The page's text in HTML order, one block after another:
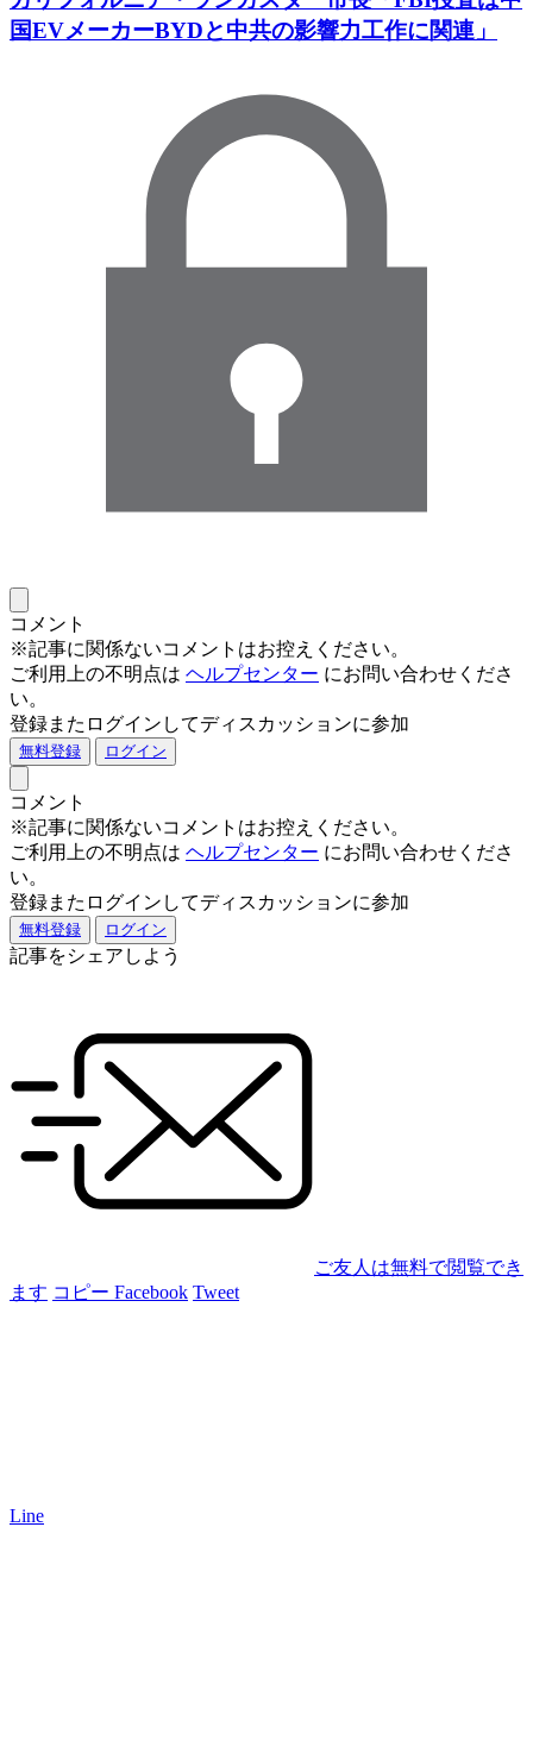
国EVメーカーBYDと中共の影響力工作に関連」
コメント
※記事に関係ないコメントはお控えください。
ご利用上の不明点は ヘルプセンター にお問い合わせくださ
い。
登録またログインしてディスカッションに参加
無料登録 ログイン
コメント
※記事に関係ないコメントはお控えください。
ご利用上の不明点は ヘルプセンター にお問い合わせくださ
い。
登録またログインしてディスカッションに参加
無料登録 ログイン
記事をシェアしよう
ご友人は無料で閲覧でき
ます コピー Facebook Tweet
Line